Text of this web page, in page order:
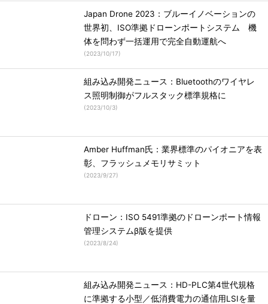
Japan Drone 2023：ブルーイノベーションの
世界初、ISO準拠ドローンポートシステム 機
体を問わず一括運用で完全自動運航へ
(2023/10/17)
組み込み開発ニュース：Bluetoothのワイヤレ
ス照明制御がフルスタック標準規格に
(2023/10/3)
Amber Huffman氏：業界標準のパイオニアを表
彰、フラッシュメモリサミット
(2023/9/27)
ドローン：ISO 5491準拠のドローンポート情報
管理システムβ版を提供
(2023/8/24)
組み込み開発ニュース：HD-PLC第4世代規格
に準拠する小型／低消費電力の通信用LSIを量